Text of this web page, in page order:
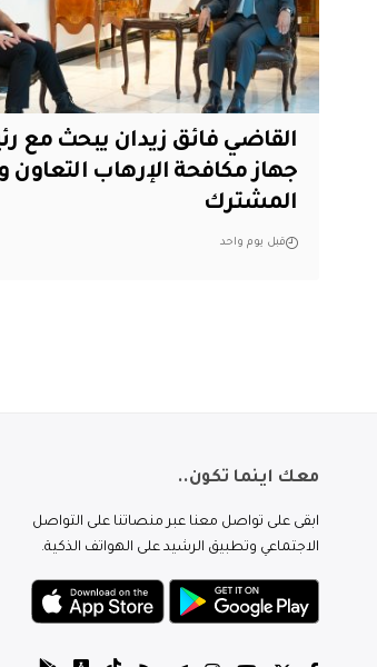
القاضي فائق زيدان يبحث مع
جهاز مكافحة الإرهاب التعاون
المشترك
قبل يوم واحد
معك اينما تكون..
ابقى على تواصل معنا عبر منصاتنا على التواصل
الاجتماعي وتطبيق الرشيد على الهواتف الذكية.